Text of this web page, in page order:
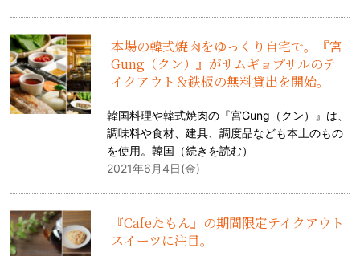
本場の韓式焼肉をゆっくり自宅で。『宮
Gung（クン）』がサムギョプサルのテ
イクアウト＆鉄板の無料貸出を開始。
韓国料理や韓式焼肉の『宮Gung（クン）』は、
調味料や食材、建具、調度品なども本土のもの
を使用。韓国（続きを読む）
2021年6月4日(金)
『Cafeたもん』の期間限定テイクアウト
スイーツに注目。